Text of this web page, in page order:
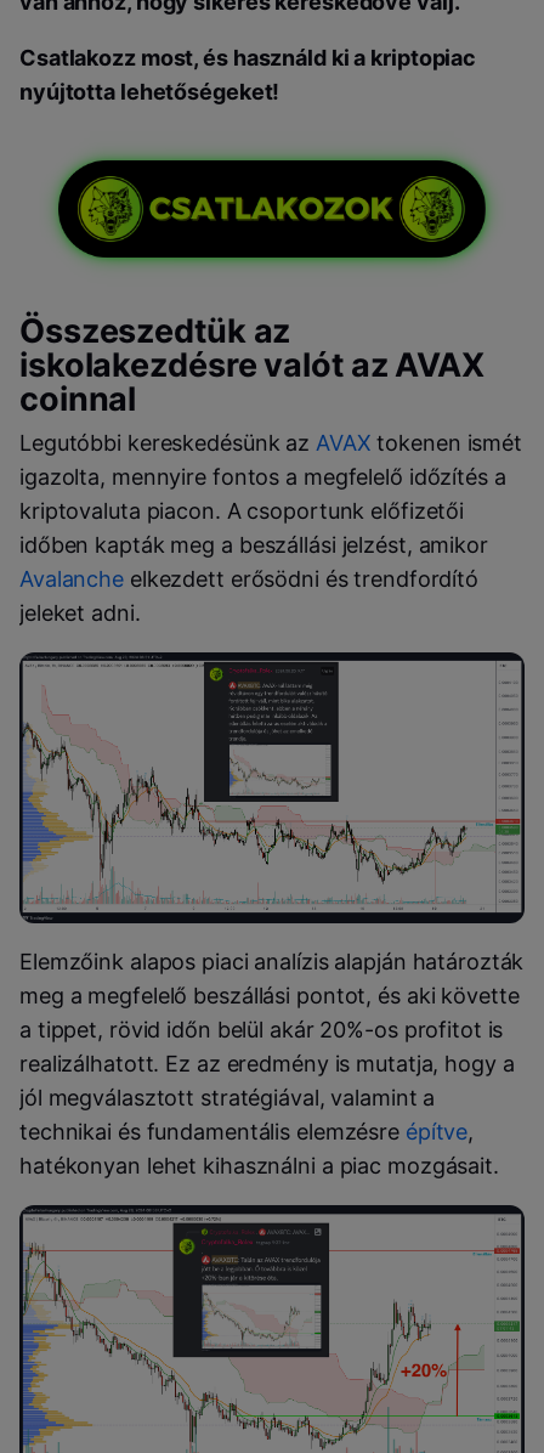
Csatlakozz most, és használd ki a kriptopiac
nyújtotta lehetőségeket!
Összeszedtük az
iskolakezdésre valót az AVAX
coinnal
Legutóbbi kereskedésünk az AVAXtokenen ismét
igazolta, mennyire fontos a megfelelő időzítés a
kriptovaluta piacon. A csoportunk előfizetői
időben kapták meg a beszállási jelzést, amikor
Avalanche elkezdett erősödni és trendfordító
jeleket adni.
Elemzőink alapos piaci analízis alapján határozták
meg a megfelelő beszállási pontot, és aki követte
a tippet, rövid időn belül akár 20%-os profitot is
realizálhatott. Ez az eredmény is mutatja, hogy a
jól megválasztott stratégiával, valamint a
technikai és fundamentális elemzésre építve,
hatékonyan lehet kihasználni a piac mozgásait.